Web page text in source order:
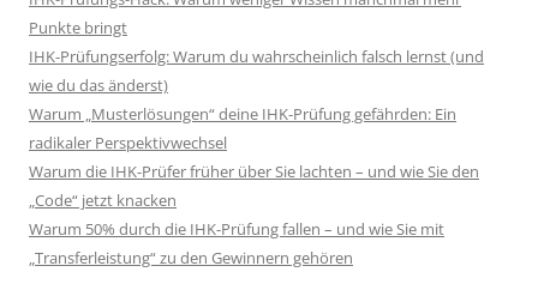
Punkte bringt
IHK-Prüfungserfolg: Warum du wahrscheinlich falsch lernst (und
wie du das änderst)
Warum „Musterlösungen“ deine IHK-Prüfung gefährden: Ein
radikaler Perspektivwechsel
Warum die IHK-Prüfer früher über Sie lachten – und wie Sie den
„Code“ jetzt knacken
Warum 50% durch die IHK-Prüfung fallen – und wie Sie mit
„Transferleistung“ zu den Gewinnern gehören